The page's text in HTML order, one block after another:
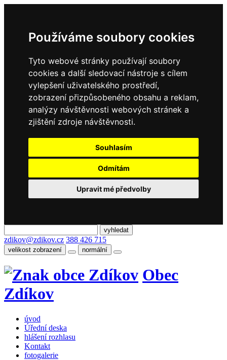
Používáme soubory cookies
Tyto webové stránky používají soubory
cookies a další sledovací nástroje s cílem
vylepšení uživatelského prostředí,
zobrazení přizpůsobeného obsahu a reklam,
analýzy návštěvnosti webových stránek a
zjištění zdroje návštěvnosti.
Souhlasím
Odmítám
Upravit mé předvolby
zdikov@zdikov.cz 388 426 715
velikost zobrazení normální
Obec
Zdíkov
úvod
Úřední deska
hlášení rozhlasu
Kontakt
fotogalerie